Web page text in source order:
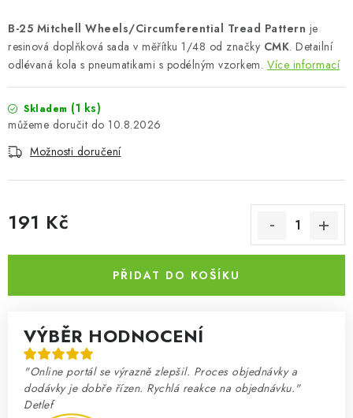
Obchodní podmínky
Podmínky ochrany osobních údajů
Reklamační řád
Velkoobchod (B2B)
Převodník modelářských barev
Modelářský slovník Art Scale
FAQ
Výstavy 2026
B-25 Mitchell Wheels/Circumferential Tread Pattern je
resinová doplňková sada v měřítku 1/48 od značky CMK. Detailní
odlévaná kola s pneumatikami s podélným vzorkem. Více informací
Skladem (1 ks)
10.8.2026
Možnosti doručení
191 Kč
PŘIDAT DO KOŠÍKU
VÝBĚR HODNOCENÍ
"Online portál se výrazně zlepšil. Proces objednávky a
dodávky je dobře řízen. Rychlá reakce na objednávku."
Detlef